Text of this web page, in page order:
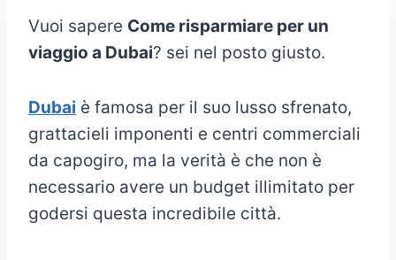
Vuoi sapere Come risparmiare per un
viaggio a Dubai? sei nel posto giusto.
Dubai è famosa per il suo lusso sfrenato,
grattacieli imponenti e centri commerciali
da capogiro, ma la verità è che non è
necessario avere un budget illimitato per
godersi questa incredibile città.